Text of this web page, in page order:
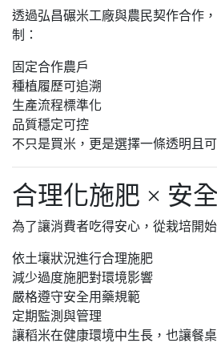
透過弘昌碾米工廠與農民契作合作
制：
固定合作農戶
種植履歷可追溯
生產流程標準化
品質穩定可控
不只是買米，更是選擇一條透明且
合理化施肥 × 安
為了讓消費者吃得安心，從栽培開始
依土壤狀況進行合理施肥
減少過度施肥對環境影響
嚴格遵守安全用藥規範
定期監測與管理
讓稻米在健康環境中生長，也讓餐桌